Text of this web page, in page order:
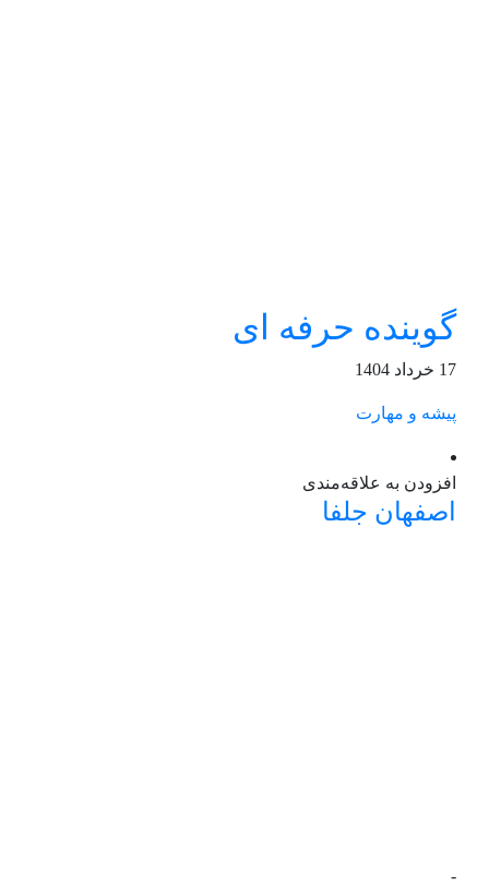
گوینده حرفه ای
17 خرداد 1404
پیشه و مهارت
افزودن به علاقه‌مندی
اصفهان جلفا
-